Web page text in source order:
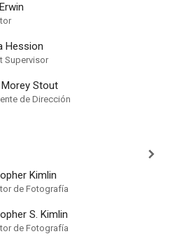
Hession
Supervisor
Morey Stout
de Dirección
Kimlin
de Fotografía
S. Kimlin
de Fotografía